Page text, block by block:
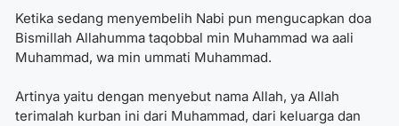
Ketika sedang menyembelih Nabi pun mengucapkan doa
Bismillah Allahumma taqobbal min Muhammad wa aali
Muhammad, wa min ummati Muhammad.
Artinya yaitu dengan menyebut nama Allah, ya Allah
terimalah kurban ini dari Muhammad, dari keluarga dan